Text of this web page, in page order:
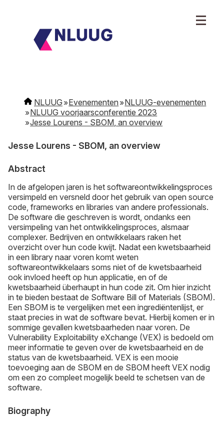
NLUUG Evenementen
NLUUG-evenementen
NLUUG voorjaarsconferentie 2023
Jesse Lourens - SBOM, an overview
Jesse Lourens - SBOM, an overview
Abstract
In de afgelopen jaren is het softwareontwikkelingsproces
versimpeld en versneld door het gebruik van open source
code, frameworks en libraries van andere professionals.
De software die geschreven is wordt, ondanks een
versimpeling van het ontwikkelingsproces, alsmaar
complexer. Bedrijven en ontwikkelaars raken het
overzicht over hun code kwijt. Nadat een kwetsbaarheid
in een library naar voren komt weten
softwareontwikkelaars soms niet of de kwetsbaarheid
ook invloed heeft op hun applicatie, en of de
kwetsbaarheid überhaupt in hun code zit. Om hier inzicht
in te bieden bestaat de Software Bill of Materials (SBOM).
Een SBOM is te vergelijken met een ingrediëntenlijst, er
staat precies in wat de software bevat. Hierbij komen er in
sommige gevallen kwetsbaarheden naar voren. De
Vulnerability Exploitability eXchange (VEX) is bedoeld om
meer informatie te geven over de kwetsbaarheid en de
status van de kwetsbaarheid. VEX is een mooie
toevoeging aan de SBOM en de SBOM heeft VEX nodig
om een zo compleet mogelijk beeld te schetsen van de
software.
Biography